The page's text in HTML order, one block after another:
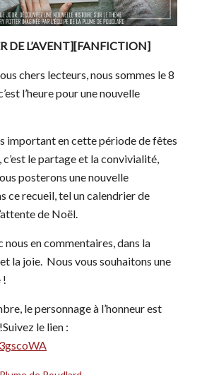
DE L’AVENT][FANFICTION]
chers lecteurs, nous sommes le 8
l’heure pour une nouvelle
important en cette période de fêtes
c’est le partage et la convivialité,
posterons une nouvelle
ce recueil, tel un calendrier de
de Noël.
nous en commentaires, dans la
la joie. Nous vous souhaitons une
!
le personnage à l’honneur est
le lien :